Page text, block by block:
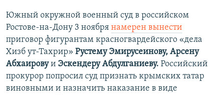
Южный окружной военный суд в российском
Ростове-на-Дону 3 ноября намерен вынести
приговор фигурантам красногвардейского «дела
Хизб ут-Тахрир» Рустему Эмирусеинову, Арсену
Абхаировуи Эскендеру Абдулганиеву. ​Российский
прокурор попросил суд признать крымских татар
виновными и назначить наказание в виде